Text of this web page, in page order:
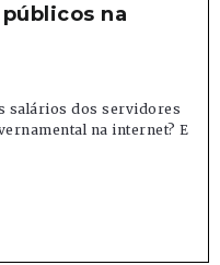
na
salários dos servidores
na internet? E